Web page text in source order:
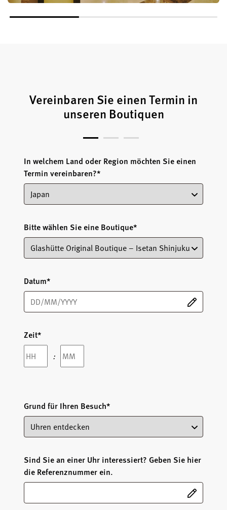
Vereinbaren Sie einen Termin in
unseren Boutiquen
In welchem Land oder Region möchten Sie einen
Termin vereinbaren?*
Bitte wählen Sie eine Boutique*
Datum*
Zeit*
:
Minutes
Grund für Ihren Besuch*
Sind Sie an einer Uhr interessiert? Geben Sie hier
die Referenznummer ein.